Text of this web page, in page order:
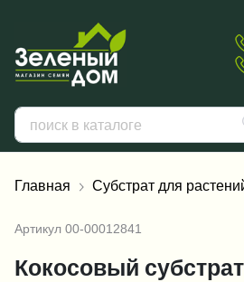
Главная Субстрат для
Артикул 00-00012841
Кокосовый